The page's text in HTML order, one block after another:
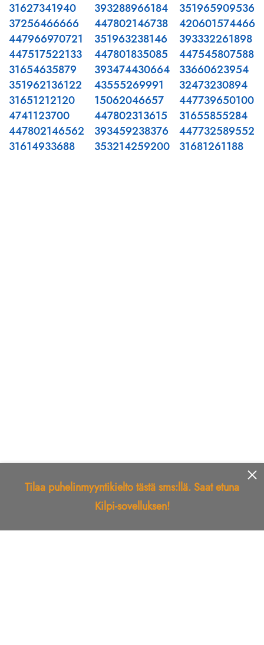
31627341940
37256466666
447966970721
447517522133
31654635879
351962136122
31651212120
4741123700
447802146562
31614933688
393288966184
447802146738
351963238146
447801835085
393474430664
43555269991
15062046657
447802313615
393459238376
353214259200
351965909536
420601574466
393332261898
447545807588
33660623954
32473230894
447739650100
31655855284
447732589552
31681261188
Tilaa puhelinmyyntikielto tästä sms:llä. Saat etuna
Kilpi-sovelluksen!